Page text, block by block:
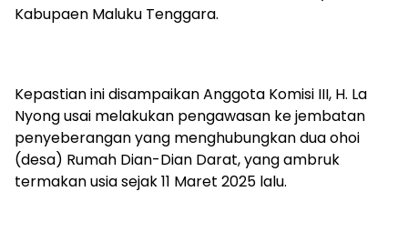
Kabupaen Maluku Tenggara.
Kepastian ini disampaikan Anggota Komisi III, H. La
Nyong usai melakukan pengawasan ke jembatan
penyeberangan yang menghubungkan dua ohoi
(desa) Rumah Dian-Dian Darat, yang ambruk
termakan usia sejak 11 Maret 2025 lalu.